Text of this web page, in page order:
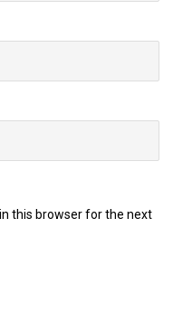
this browser for the next